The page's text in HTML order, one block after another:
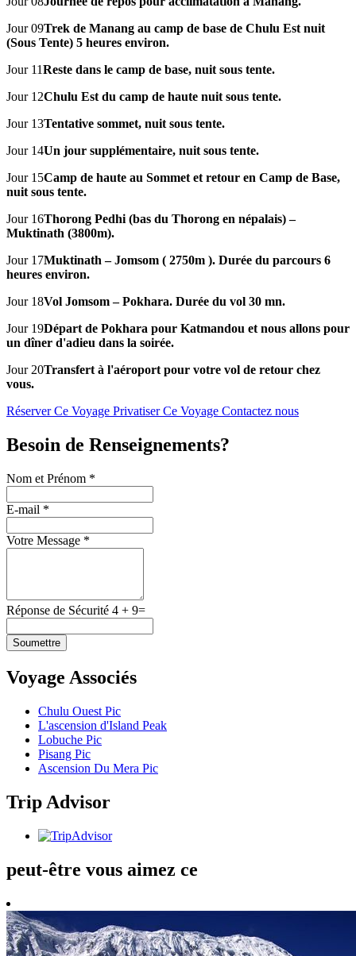
Jour 09Trek de Manang au camp de base de Chulu Est nuit
(Sous Tente) 5 heures environ.
Jour 11Reste dans le camp de base, nuit sous tente.
Jour 12Chulu Est du camp de haute nuit sous tente.
Jour 13Tentative sommet, nuit sous tente.
Jour 14Un jour supplémentaire, nuit sous tente.
Jour 15Camp de haute au Sommet et retour en Camp de Base,
nuit sous tente.
Jour 16Thorong Pedhi (bas du Thorong en népalais) –
Muktinath (3800m).
Jour 17Muktinath – Jomsom ( 2750m ). Durée du parcours 6
heures environ.
Jour 18Vol Jomsom – Pokhara. Durée du vol 30 mn.
Jour 19Départ de Pokhara pour Katmandou et nous allons pour
un dîner d'adieu dans la soirée.
Jour 20Transfert à l'aéroport pour votre vol de retour chez
vous.
Réserver Ce Voyage Privatiser Ce Voyage Contactez nous
Besoin de Renseignements?
Nom et Prénom *
E-mail *
Votre Message *
Réponse de Sécurité 4 + 9=
Soumettre
Voyage Associés
Chulu Ouest Pic
L'ascension d'Island Peak
Lobuche Pic
Pisang Pic
Ascension Du Mera Pic
Trip Advisor
peut-être vous aimez ce